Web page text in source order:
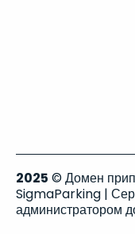
2025 © Домен
SigmaParking |
администратором